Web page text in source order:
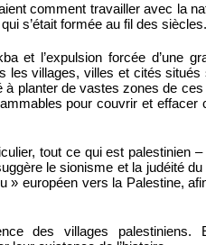
comment travailler avec la
s’était formée au fil des siècles.
et l’expulsion forcée d’une
les villages, villes et cités
planter de vastes zones de
pour couvrir et effacer
tout ce qui est palestinien
le sionisme et la judéité
» européen vers la Palestine,
des villages palestiniens.